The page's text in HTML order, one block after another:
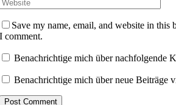
Save my name, email, and website in this
I comment.
Benachrichtige mich über nachfolgende
Benachrichtige mich über neue Beiträge